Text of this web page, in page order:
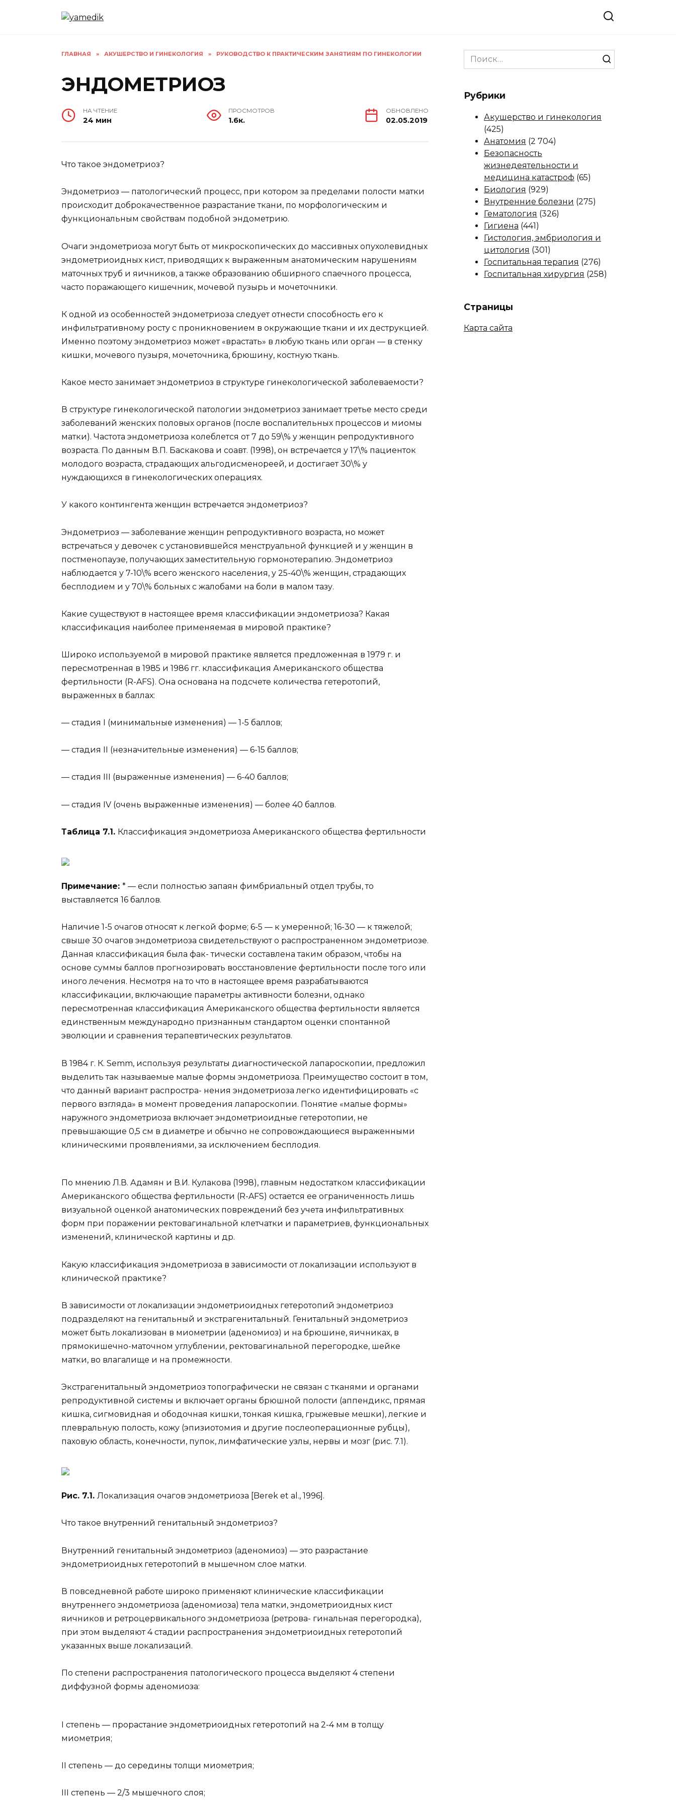
ГЛАВНАЯ » АКУШЕРСТВО И ГИНЕКОЛОГИЯ » РУКОВОДСТВО К ПРАКТИЧЕСКИМ ЗАНЯТИЯМ ПО ГИНЕКОЛОГИИ
ЭНДОМЕТРИОЗ
НА ЧТЕНИЕ
24 мин
ПРОСМОТРОВ
1.6к.
ОБНОВЛЕНО
02.05.2019
Что такое эндометриоз?
Эндометриоз — патологический процесс, при котором за пределами полости матки
происходит доброкачественное разрастание ткани, по морфологическим и
функциональным свойствам подобной эндометрию.
Очаги эндометриоза могут быть от микроскопических до массивных опухолевидных
эндометриоидных кист, приводящих к выраженным анатомическим нарушениям
маточных труб и яичников, а также образованию обширного спаечного процесса,
часто поражающего кишечник, мочевой пузырь и мочеточники.
К одной из особенностей эндометриоза следует отнести способность его к
инфильтративному росту с проникновением в окружающие ткани и их деструкцией.
Именно поэтому эндометриоз может «врастать» в любую ткань или орган — в стенку
кишки, мочевого пузыря, мочеточника, брюшину, костную ткань.
Какое место занимает эндометриоз в структуре гинекологической заболеваемости?
В структуре гинекологической патологии эндометриоз занимает третье место среди
заболеваний женских половых органов (после воспалительных процессов и миомы
матки). Частота эндометриоза колеблется от 7 до 59\% у женщин репродуктивного
возраста. По данным В.П. Баскакова и соавт. (1998), он встречается у 17\% пациенток
молодого возраста, страдающих альгодисменореей, и достигает 30\% у
нуждающихся в гинекологических операциях.
У какого контингента женщин встречается эндометриоз?
Эндометриоз — заболевание женщин репродуктивного возраста, но может
встречаться у девочек с установившейся менструальной функцией и у женщин в
постменопаузе, получающих заместительную гормонотерапию. Эндометриоз
наблюдается у 7-10\% всего женского населения, у 25-40\% женщин, страдающих
бесплодием и у 70\% больных с жалобами на боли в малом тазу.
Какие существуют в настоящее время классификации эндометриоза? Какая
классификация наиболее применяемая в мировой практике?
Широко используемой в мировой практике является предложенная в 1979 г. и
пересмотренная в 1985 и 1986 гг. классификация Американского общества
фертильности (R-AFS). Она основана на подсчете количества гетеротопий,
выраженных в баллах:
— стадия I (минимальные изменения) — 1-5 баллов;
— стадия II (незначительные изменения) — 6-15 баллов;
— стадия III (выраженные изменения) — 6-40 баллов;
— стадия IV (очень выраженные изменения) — более 40 баллов.
Таблица 7.1. Классификация эндометриоза Американского общества фертильности
Примечание: * — если полностью запаян фимбриальный отдел трубы, то
выставляется 16 баллов.
Наличие 1-5 очагов относят к легкой форме; 6-5 — к умеренной; 16-30 — к тяжелой;
свыше 30 очагов эндометриоза свидетельствуют о распространенном эндометриозе.
Данная классификация была фак- тически составлена таким образом, чтобы на
основе суммы баллов прогнозировать восстановление фертильности после того или
иного лечения. Несмотря на то что в настоящее время разрабатываются
классификации, включающие параметры активности болезни, однако
пересмотренная классификация Американского общества фертильности является
единственным международно признанным стандартом оценки спонтанной
эволюции и сравнения терапевтических результатов.
В 1984 г. К. Semm, используя результаты диагностической лапароскопии, предложил
выделить так называемые малые формы эндометриоза. Преимущество состоит в том,
что данный вариант распростра- нения эндометриоза легко идентифицировать «с
первого взгляда» в момент проведения лапароскопии. Понятие «малые формы»
наружного эндометриоза включает эндометриоидные гетеротопии, не
превышающие 0,5 см в диаметре и обычно не сопровождающиеся выраженными
клиническими проявлениями, за исключением бесплодия.
По мнению Л.В. Адамян и В.И. Кулакова (1998), главным недостатком классификации
Американского общества фертильности (R-AFS) остается ее ограниченность лишь
визуальной оценкой анатомических повреждений без учета инфильтративных
форм при поражении ректовагинальной клетчатки и параметриев, функциональных
изменений, клинической картины и др.
Какую классификация эндометриоза в зависимости от локализации используют в
клинической практике?
В зависимости от локализации эндометриоидных гетеротопий эндометриоз
подразделяют на генитальный и экстрагенитальный. Генитальный эндометриоз
может быть локализован в миометрии (аденомиоз) и на брюшине, яичниках, в
прямокишечно-маточном углублении, ректовагинальной перегородке, шейке
матки, во влагалище и на промежности.
Экстрагенитальный эндометриоз топографически не связан с тканями и органами
репродуктивной системы и включает органы брюшной полости (аппендикс, прямая
кишка, сигмовидная и ободочная кишки, тонкая кишка, грыжевые мешки), легкие и
плевральную полость, кожу (эпизиотомия и другие послеоперационные рубцы),
паховую область, конечности, пупок, лимфатические узлы, нервы и мозг (рис. 7.1).
Рис. 7.1. Локализация очагов эндометриоза [Berek et al., 1996].
Что такое внутренний генитальный эндометриоз?
Внутренний генитальный эндометриоз (аденомиоз) — это разрастание
эндометриоидных гетеротопий в мышечном слое матки.
В повседневной работе широко применяют клинические классификации
внутреннего эндометриоза (аденомиоза) тела матки, эндометриоидных кист
яичников и ретроцервикального эндометриоза (ретрова- гинальная перегородка),
при этом выделяют 4 стадии распространения эндометриоидных гетеротопий
указанных выше локализаций.
По степени распространения патологического процесса выделяют 4 степени
диффузной формы аденомиоза:
I степень — прорастание эндометриоидных гетеротопий на 2-4 мм в толщу
миометрия;
II степень — до середины толщи миометрия;
III степень — 2/3 мышечного слоя;
Search
for:
Рубрики
Акушерство и гинекология
(425)
Анатомия (2 704)
Безопасность
жизнедеятельности и
медицина катастроф (65)
Биология (929)
Внутренние болезни (275)
Гематология (326)
Гигиена (441)
Гистология, эмбриология и
цитология (301)
Госпитальная терапия (276)
Госпитальная хирургия (258)
Страницы
Карта сайта